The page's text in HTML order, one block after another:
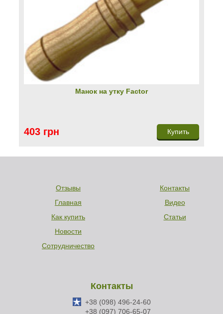
Манок на утку Factor
403 грн Купить
Отзывы
Главная
Как купить
Новости
Сотрудничество
Контакты
Видео
Статьи
Контакты
+38 (098) 496-24-60
+38 (097) 706-65-07